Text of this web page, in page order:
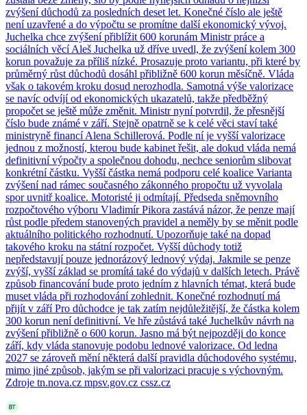
zvýšení důchodů za posledních deset let. Konečné číslo ale ještě
není uzavřené a do výpočtu se promítne další ekonomický vývoj.
Juchelka chce zvýšení přiblížit 600 korunám Ministr práce a
sociálních věcí Aleš Juchelka už dříve uvedl, že zvýšení kolem 300
korun považuje za příliš nízké. Prosazuje proto variantu, při které by
průměrný růst důchodů dosáhl přibližně 600 korun měsíčně. Vláda
však o takovém kroku dosud nerozhodla. Samotná výše valorizace
se navíc odvíjí od ekonomických ukazatelů, takže předběžný
propočet se ještě může změnit. Ministr nyní potvrdil, že přesnější
číslo bude známé v září. Stejně opatrně se k celé věci staví také
ministryně financí Alena Schillerová. Podle ní je vyšší valorizace
jednou z možností, kterou bude kabinet řešit, ale dokud vláda nemá
definitivní výpočty a společnou dohodu, nechce seniorům slibovat
konkrétní částku. Vyšší částka nemá podporu celé koalice Varianta
zvýšení nad rámec současného zákonného propočtu už vyvolala
spor uvnitř koalice. Motoristé ji odmítají. Předseda sněmovního
rozpočtového výboru Vladimír Pikora zastává názor, že penze mají
růst podle předem stanovených pravidel a neměly by se měnit podle
aktuálního politického rozhodnutí. Upozorňuje také na dopad
takového kroku na státní rozpočet. Vyšší důchody totiž
nepředstavují pouze jednorázový lednový výdaj. Jakmile se penze
zvýší, vyšší základ se promítá také do výdajů v dalších letech. Právě
způsob financování bude proto jedním z hlavních témat, která bude
muset vláda při rozhodování zohlednit. Konečné rozhodnutí má
přijít v září Pro důchodce je tak zatím nejdůležitější, že částka kolem
300 korun není definitivní. Ve hře zůstává také Juchelkův návrh na
zvýšení přibližně o 600 korun. Jasno má být nejpozději do konce
září, kdy vláda stanovuje podobu lednové valorizace. Od ledna
2027 se zároveň mění některá další pravidla důchodového systému,
mimo jiné způsob, jakým se při valorizaci pracuje s výchovným.
Zdroje tn.nova.cz mpsv.gov.cz cssz.cz